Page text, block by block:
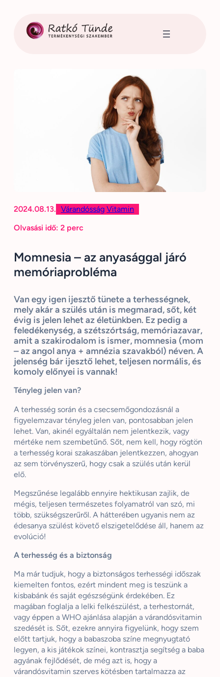
tartalomhoz
2024.08.13. Várandósság Vitamin
Olvasási idő: 2 perc
Momnesia – az anyasággal járó
memóriaprobléma
Van egy igen ijesztő tünete a terhességnek,
mely akár a szülés után is megmarad, sőt, két
évig is jelen lehet az életünkben. Ez pedig a
feledékenység, a szétszórtság, memóriazavar,
amit a szakirodalom is ismer, momnesia (mom
– az angol anya + amnézia szavakból) néven. A
jelenség bár ijesztő lehet, teljesen normális, és
komoly előnyei is vannak!
Tényleg jelen van?
A terhesség során és a csecsemőgondozásnál a
figyelemzavar tényleg jelen van, pontosabban jelen
lehet. Van, akinél egyáltalán nem jelentkezik, vagy
mértéke nem szembetűnő. Sőt, nem kell, hogy rögtön
a terhesség korai szakaszában jelentkezzen, ahogyan
az sem törvényszerű, hogy csak a szülés után kerül
elő.
Megszűnése legalább ennyire hektikusan zajlik, de
mégis, teljesen természetes folyamatról van szó, mi
több, szükségszerűről. A hátterében ugyanis nem az
édesanya szülést követő elszigetelődése áll, hanem az
evolúció!
A terhesség és a biztonság
Ma már tudjuk, hogy a biztonságos terhességi időszak
kiemelten fontos, ezért mindent meg is teszünk a
kisbabánk és saját egészségünk érdekében. Ez
magában foglalja a lelki felkészülést, a terhestornát,
vagy éppen a WHO ajánlása alapján a várandósvitamin
szedését is. Sőt, ezekre annyira figyelünk, hogy szem
előtt tartjuk, hogy a babaszoba színe megnyugtató
legyen, a kis játékok színei, kontrasztja segítség a baba
agyának fejlődését, de még azt is, hogy a
várandósvitamin szerves kötésben tartalmazza az